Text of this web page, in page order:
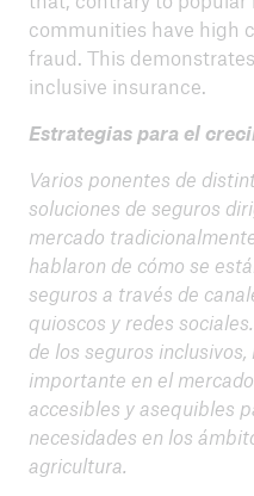
communities have high
fraud. This
inclusive insurance.
Estrategias para el
Varios ponentes de
soluciones de seguros
mercado
hablaron de cómo se
seguros a través de
quioscos y redes
de los seguros
importante en el
accesibles y asequibles
necesidades en los
agricultura.